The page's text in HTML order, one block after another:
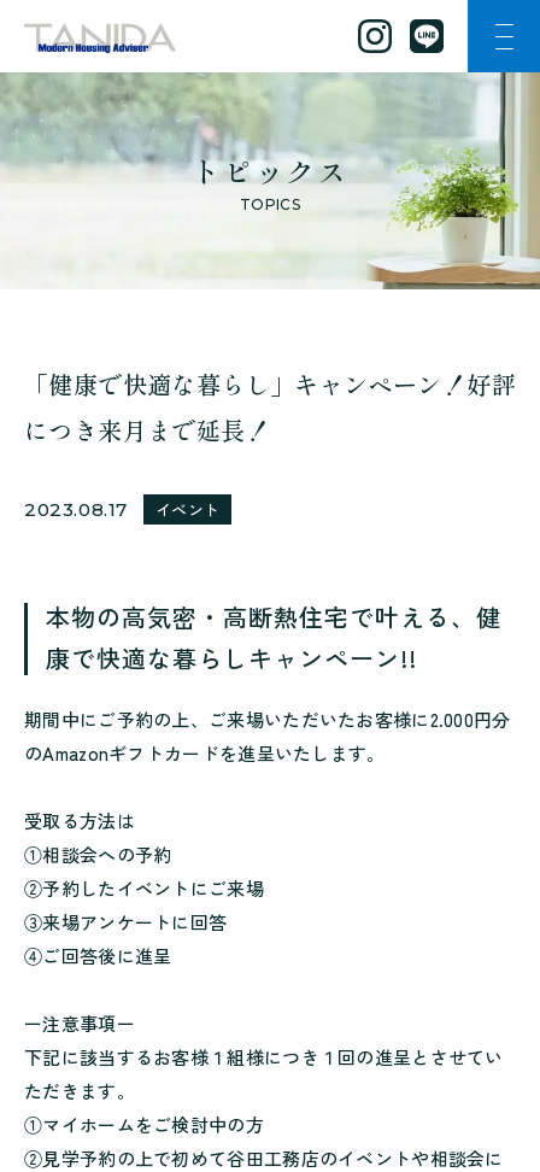
谷田工務店のトップページへ移動
ナビ
トピックス
TOPICS
「健康で快適な暮らし」キャンペーン！好評
につき来月まで延長！
2023.08.17 イベント
本物の高気密・高断熱住宅で叶える、健
康で快適な暮らしキャンペーン!!
期間中にご予約の上、ご来場いただいたお客様に2.000円分
のAmazonギフトカードを進呈いたします。
受取る方法は
①相談会への予約
②予約したイベントにご来場
③来場アンケートに回答
④ご回答後に進呈
ー注意事項ー
下記に該当するお客様１組様につき１回の進呈とさせてい
ただきます。
①マイホームをご検討中の方
②見学予約の上で初めて谷田工務店のイベントや相談会に